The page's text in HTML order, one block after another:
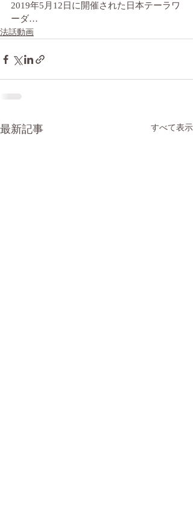
2019年5月12日に開催された日本テーラワ
ーダ…
法話動画
最新記事 すべて表示